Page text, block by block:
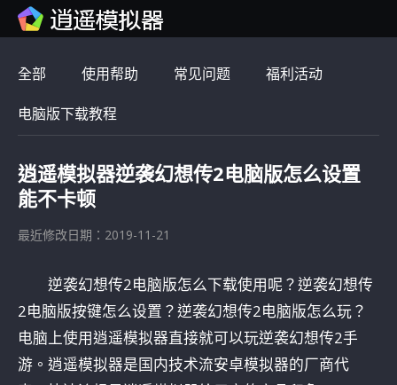
全部 使用帮助 常见问题 福利活动
电脑版下载教程
逍遥模拟器逆袭幻想传2电脑版怎么设置
能不卡顿
最近修改日期：2019-11-21
逆袭幻想传2电脑版怎么下载使用呢？逆袭幻想传
2电脑版按键怎么设置？逆袭幻想传2电脑版怎么玩？
电脑上使用逍遥模拟器直接就可以玩逆袭幻想传2手
游。逍遥模拟器是国内技术流安卓模拟器的厂商代